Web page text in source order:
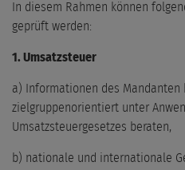
In diesem Rahmen können
geprüft werden:
1. Umsatzsteuer
a) Informationen des Mandanten
zielgruppenorientiert unter
Umsatzsteuergesetzes beraten,
b) nationale und internationale